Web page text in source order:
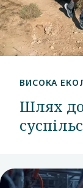
ВИСОКА
Шлях до